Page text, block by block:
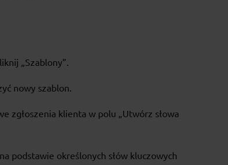
„Szablony”.
nowy szablon.
zgłoszenia klienta w polu „Utwórz słowa
podstawie określonych słów kluczowych